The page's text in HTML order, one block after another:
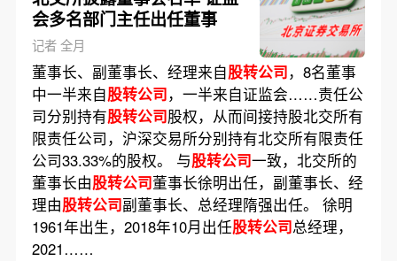
会多名部门主任出任董事
记者 全月
董事长、副董事长、经理来自股转公司，8名董事
中一半来自股转公司，一半来自证监会……责任公
司分别持有股转公司股权，从而间接持股北交所有
限责任公司，沪深交易所分别持有北交所有限责任
公司33.33%的股权。 与股转公司一致，北交所的
董事长由股转公司董事长徐明出任，副董事长、经
理由股转公司副董事长、总经理隋强出任。 徐明
1961年出生，2018年10月出任股转公司总经理，
2021……